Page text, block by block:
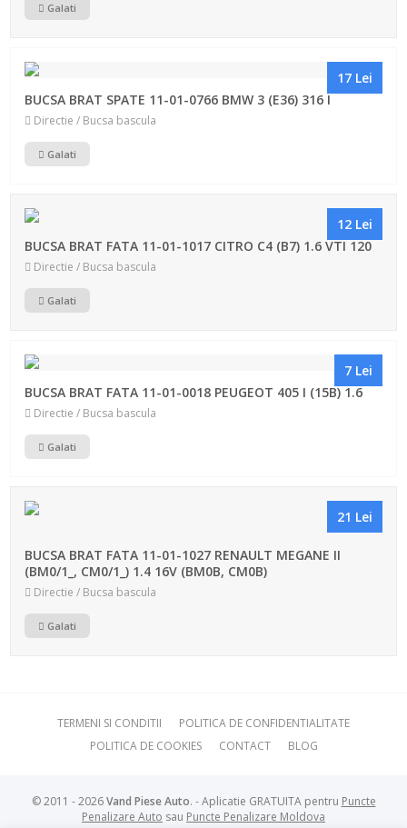
Galati
17 Lei
BUCSA BRAT SPATE 11-01-0766 BMW 3 (E36) 316 I
Directie / Bucsa bascula
Galati
12 Lei
BUCSA BRAT FATA 11-01-1017 CITRO C4 (B7) 1.6 VTI 120
Directie / Bucsa bascula
Galati
7 Lei
BUCSA BRAT FATA 11-01-0018 PEUGEOT 405 I (15B) 1.6
Directie / Bucsa bascula
Galati
21 Lei
BUCSA BRAT FATA 11-01-1027 RENAULT MEGANE II
(BM0/1_, CM0/1_) 1.4 16V (BM0B, CM0B)
Directie / Bucsa bascula
Galati
TERMENI SI CONDITII
POLITICA DE CONFIDENTIALITATE
POLITICA DE COOKIES
CONTACT BLOG
© 2011 - 2026Vand Piese Auto. - Aplicatie GRATUITA pentru Puncte
Penalizare Auto sau Puncte Penalizare Moldova